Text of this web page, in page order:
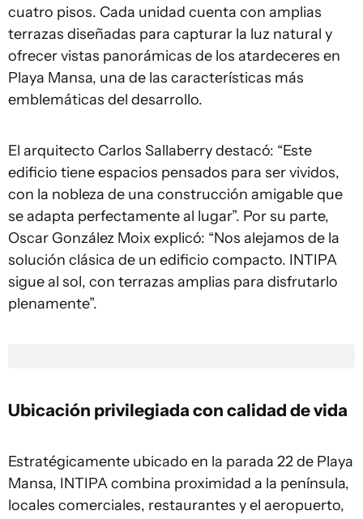
cuatro pisos. Cada unidad cuenta con amplias
terrazas diseñadas para capturar la luz natural y
ofrecer vistas panorámicas de los atardeceres en
Playa Mansa, una de las características más
emblemáticas del desarrollo.
El arquitecto Carlos Sallaberry destacó: “Este
edificio tiene espacios pensados para ser vividos,
con la nobleza de una construcción amigable que
se adapta perfectamente al lugar”. Por su parte,
Oscar González Moix explicó: “Nos alejamos de la
solución clásica de un edificio compacto. INTIPA
sigue al sol, con terrazas amplias para disfrutarlo
plenamente”.
Ubicación privilegiada con calidad de vida
Estratégicamente ubicado en la parada 22 de Playa
Mansa, INTIPA combina proximidad a la península,
locales comerciales, restaurantes y el aeropuerto,